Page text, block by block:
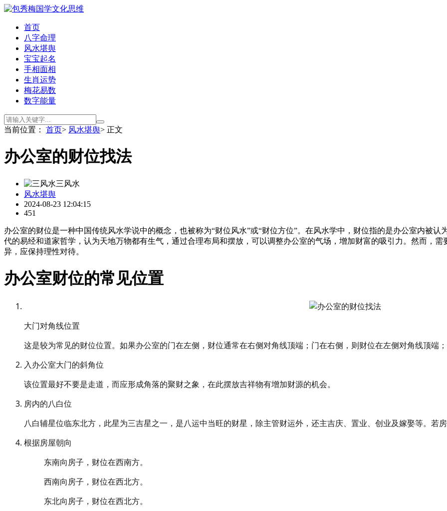
首页
八字命理
风水堪舆
宝宝起名
手相面相
生肖运势
梅花易数
数字能量
当前位置： 首页> 风水堪舆> 正文
办公室的财位找法
三风水
风水堪舆
2024-08-23 12:04:15
451
办公室的财位是一种中国传统风水学说中的概念，也被称为“财位风水”或“财位方位”。在风水学中，财位指的是办公室内被
代的易经和道家哲学，认为天地万物都有生气，通过合理布局和摆放，可以调整办公室的气场，增加财富的吸引力。然而，
异，应保持理性对待。
办公室财位的常见位置
大门对角线位置
这是较为常见的财位位置。如果办公室的门在左侧，财位通常在右侧对角线顶端；门在右侧，则财位在左侧对角线顶端
入办公室大门的斜角位
该位置最好不要是走道，而应形成角落的聚财之象，在此摆放吉祥物有增加财源的机会。
房内的八白位
八白辅星位临东北方，此星为三吉星之一，是八运中当旺的财星，除主管财运外，还主吉庆、置业、创业及嫁娶等。若
根据房屋朝向
东南向房子，财位在西南方。
西南向房子，财位在西北方。
东北向房子，财位在西北方。